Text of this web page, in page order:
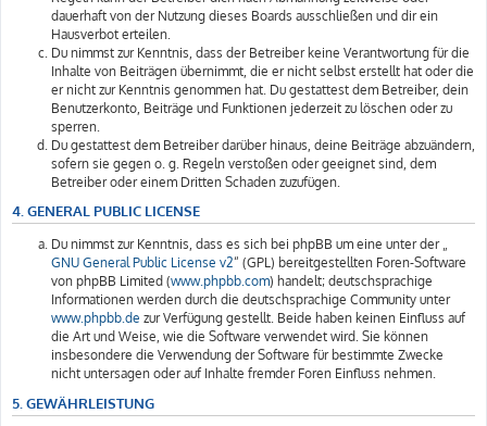
dauerhaft von der Nutzung dieses Boards ausschließen und dir ein
Hausverbot erteilen.
Du nimmst zur Kenntnis, dass der Betreiber keine Verantwortung für die
Inhalte von Beiträgen übernimmt, die er nicht selbst erstellt hat oder die
er nicht zur Kenntnis genommen hat. Du gestattest dem Betreiber, dein
Benutzerkonto, Beiträge und Funktionen jederzeit zu löschen oder zu
sperren.
Du gestattest dem Betreiber darüber hinaus, deine Beiträge abzuändern,
sofern sie gegen o. g. Regeln verstoßen oder geeignet sind, dem
Betreiber oder einem Dritten Schaden zuzufügen.
4. GENERAL PUBLIC LICENSE
Du nimmst zur Kenntnis, dass es sich bei phpBB um eine unter der „
GNU General Public License v2“ (GPL) bereitgestellten Foren-Software
von phpBB Limited (www.phpbb.com) handelt; deutschsprachige
Informationen werden durch die deutschsprachige Community unter
www.phpbb.de zur Verfügung gestellt. Beide haben keinen Einfluss auf
die Art und Weise, wie die Software verwendet wird. Sie können
insbesondere die Verwendung der Software für bestimmte Zwecke
nicht untersagen oder auf Inhalte fremder Foren Einfluss nehmen.
5. GEWÄHRLEISTUNG